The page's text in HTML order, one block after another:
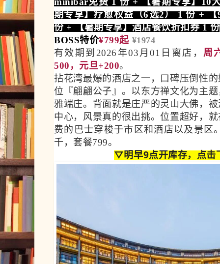
期专享】疗愈权益（6选2） 1 份 +
份 + 【暑期专享】酒店餐饮折扣券 1 份
BOSS特价¥799起¥1974
有效期到2026年03月01日离店， 周
500，元旦+200。
拈花湾最爆的酒店之一，口碑压倒性
位『翩翩公子』。以东方禅文化为主
雅端庄。背面就是庄严的灵山大佛，
中心，风景真的很出挑。位置超好，
费的巴士穿梭于市区和酒店以及景区
千，套餐799。
▽明早9点开库存，点